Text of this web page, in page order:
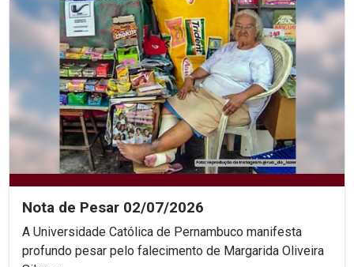
Nota de Pesar 02/07/2026
A Universidade Católica de Pernambuco manifesta
profundo pesar pelo falecimento de Margarida Oliveira